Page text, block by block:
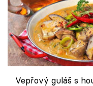
Vepřový guláš s